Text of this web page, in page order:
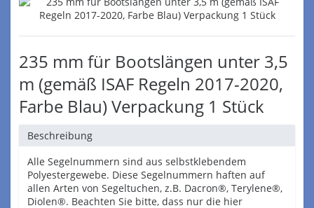
235 mm für Bootslängen unter 3,5
m (gemäß ISAF Regeln 2017-2020,
Farbe Blau) Verpackung 1 Stück
Beschreibung
Alle Segelnummern sind aus selbstklebendem
Polyestergewebe. Diese Segelnummern haften auf
allen Arten von Segeltuchen, z.B. Dacron®, Terylene®,
Diolen®. Beachten Sie bitte, dass nur die hier